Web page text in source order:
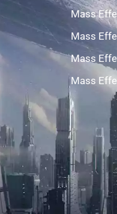
Mass
Mass
Mass
Mass